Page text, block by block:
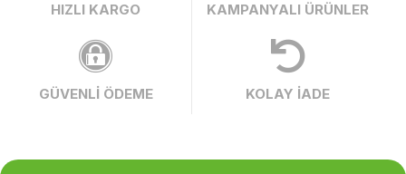
HIZLI KARGO KAMPANYALI ÜRÜNLER
GÜVENLİ ÖDEME KOLAY İADE